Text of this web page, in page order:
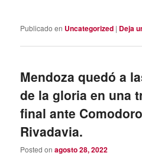
Publicado en Uncategorized | Deja
Mendoza quedó a
de la gloria en una
final ante Comodoro
Rivadavia.
Posted onagosto 28, 2022